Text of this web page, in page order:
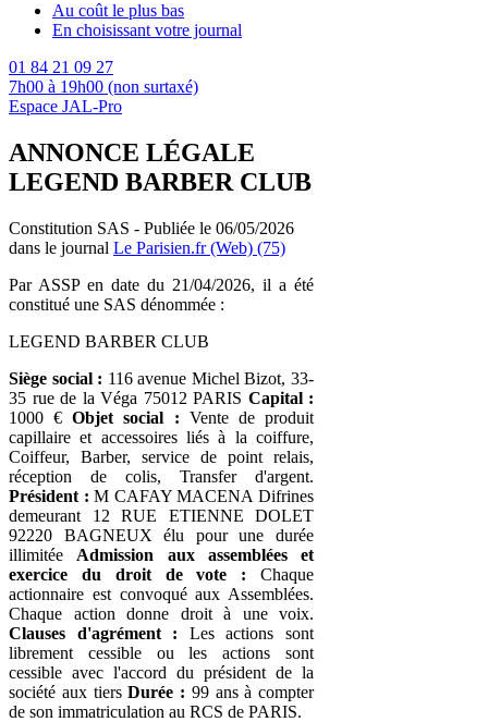
Au coût le plus bas
En choisissant votre journal
01 84 21 09 27
7h00 à 19h00 (non surtaxé)
Espace JAL-Pro
ANNONCE LÉGALE
LEGEND BARBER CLUB
Constitution SAS - Publiée le 06/05/2026
dans le journal Le Parisien.fr (Web) (75)
Par ASSP en date du 21/04/2026, il a été
constitué une SAS dénommée :
LEGEND BARBER CLUB
Siège social : 116 avenue Michel Bizot, 33-
35 rue de la Véga 75012 PARIS Capital :
1000 €Objet social : Vente de produit
capillaire et accessoires liés à la coiffure,
Coiffeur, Barber, service de point relais,
réception de colis, Transfer d'argent.
Président : M CAFAY MACENA Difrines
demeurant 12 RUE ETIENNE DOLET
92220 BAGNEUX élu pour une durée
illimitée Admission aux assemblées et
exercice du droit de vote : Chaque
actionnaire est convoqué aux Assemblées.
Chaque action donne droit à une voix.
Clauses d'agrément : Les actions sont
librement cessible ou les actions sont
cessible avec l'accord du président de la
société aux tiersDurée : 99 ans à compter
de son immatriculation au RCS de PARIS.